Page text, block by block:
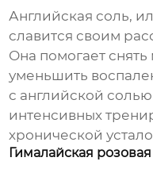
Английская соль,
славится своим
Она помогает
уменьшить
с английской
интенсивных
хронической
Гималайская